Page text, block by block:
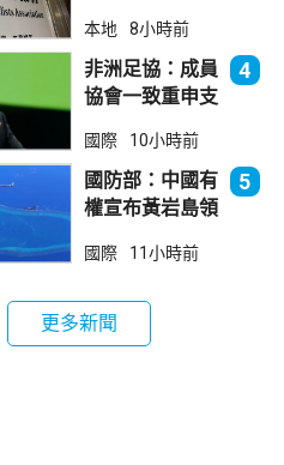
國安一定「釘死
你」
本地 8小時前
非洲足協：成員
協會一致重申支
4
國際 10小時前
國防部：中國有
權宣布黃岩島領
犯主權
5
國際 11小時前
更多新聞